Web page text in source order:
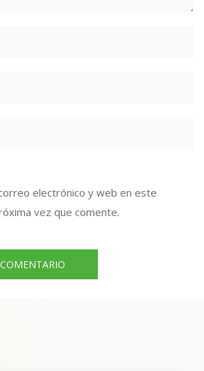
electrónico y web en este
vez que comente.